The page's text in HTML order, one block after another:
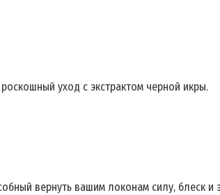
уход с экстрактом черной икры.
вернуть вашим локонам силу‚ блеск и